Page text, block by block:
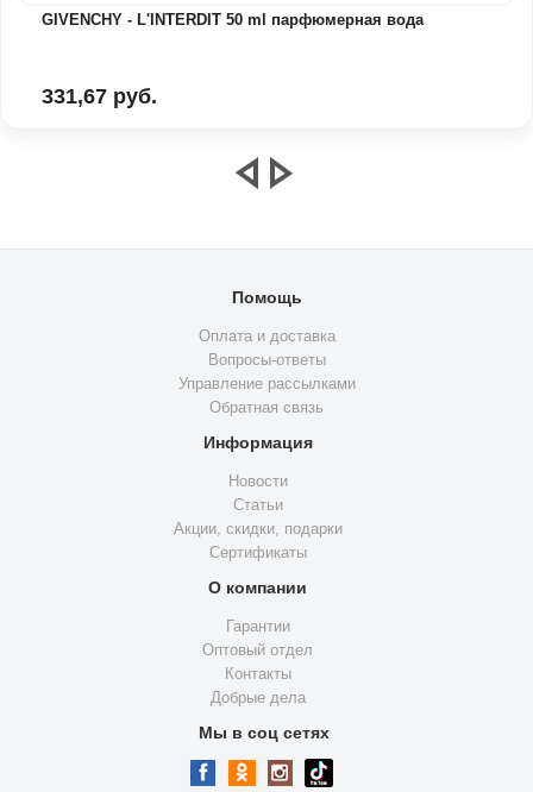
GIVENCHY - L'INTERDIT 50 ml парфюмерная вода
331,67 руб.
Помощь
Оплата и доставка
Вопросы-ответы
Управление рассылками
Обратная связь
Информация
Новости
Статьи
Акции, скидки, подарки
Сертификаты
О компании
Гарантии
Оптовый отдел
Контакты
Добрые дела
Мы в соц сетях